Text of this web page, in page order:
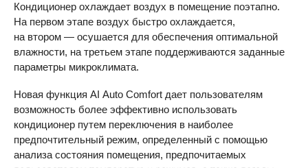
Кондиционер охлаждает воздух в помещение поэтапно.
На первом этапе воздух быстро охлаждается,
на втором — осушается для обеспечения оптимальной
влажности, на третьем этапе поддерживаются заданные
параметры микроклимата.
Новая функция AI Auto Comfort дает пользователям
возможность более эффективно использовать
кондиционер путем переключения в наиболее
предпочтительный режим, определенный с помощью
анализа состояния помещения, предпочитаемых